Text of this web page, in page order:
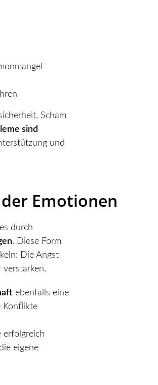
Scham
sind
und
Emotionen
durch
. Diese Form
Die Angst
ebenfalls eine
Konflikte
erfolgreich
eigene